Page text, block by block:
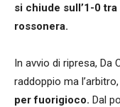
si chiude sull’1-0
rossonera.
In avvio di ripresa, Da
raddoppio ma
per fuorigioco. Dal